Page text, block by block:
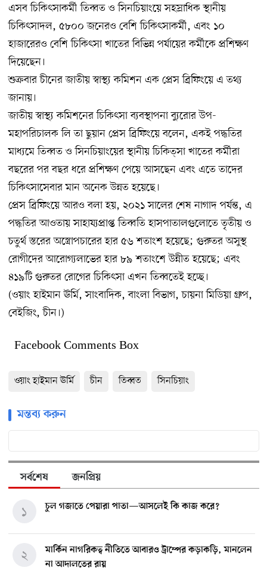
এসব চিকিৎসাকর্মী তিব্বত ও সিনচিয়াংয়ে সহস্রাধিক স্থানীয়
চিকিৎসাদল, ৫৮০০ জনেরও বেশি চিকিৎসাকর্মী, এবং ১০
হাজারেরও বেশি চিকিৎসা খাতের বিভিন্ন পর্যায়ের কর্মীকে প্রশিক্ষণ
দিয়েছেন।
শুক্রবার চীনের জাতীয় স্বাস্থ্য কমিশন এক প্রেস ব্রিফিংয়ে এ তথ্য
জানায়।
জাতীয় স্বাস্থ্য কমিশনের চিকিৎসা ব্যবস্থাপনা ব্যুরোর উপ-
মহাপরিচালক লি তা ছুয়ান প্রেস ব্রিফিংয়ে বলেন, একই পদ্ধতির
মাধ্যমে তিব্বত ও সিনচিয়াংয়ের স্থানীয় চিকিত্সা খাতের কর্মীরা
বছরের পর বছর ধরে প্রশিক্ষণ পেয়ে আসছেন এবং এতে তাদের
চিকিৎসাসেবার মান অনেক উন্নত হয়েছে।
প্রেস ব্রিফিংয়ে আরও বলা হয়, ২০২১ সালের শেষ নাগাদ পর্যন্ত, এ
পদ্ধতির আওতায় সাহায্যপ্রাপ্ত তিব্বতি হাসপাতালগুলোতে তৃতীয় ও
চতুর্থ স্তরের অস্ত্রোপচারের হার ৫৬ শতাংশ হয়েছে; গুরুতর অসুস্থ
রোগীদের আরোগ্যলাভের হার ৮৯ শতাংশে উন্নীত হয়েছে; এবং
৪১৯টি গুরুতর রোগের চিকিৎসা এখন তিব্বতেই হচ্ছে।
(ওয়াং হাইমান ঊর্মি, সাংবাদিক, বাংলা বিভাগ, চায়না মিডিয়া গ্রুপ,
বেইজিং, চীন।)
Facebook Comments Box
ওয়াং হাইমান ঊর্মি চীন তিব্বত সিনচিয়াং
মন্তব্য করুন
সর্বশেষ জনপ্রিয়
চুল গজাতে পেয়ারা পাতা—আসলেই কি কাজ করে?
১
মার্কিন নাগরিকত্ব নীতিতে আবারও ট্রাম্পের কড়াকড়ি, মানলেন
না আদালতের রায়
২